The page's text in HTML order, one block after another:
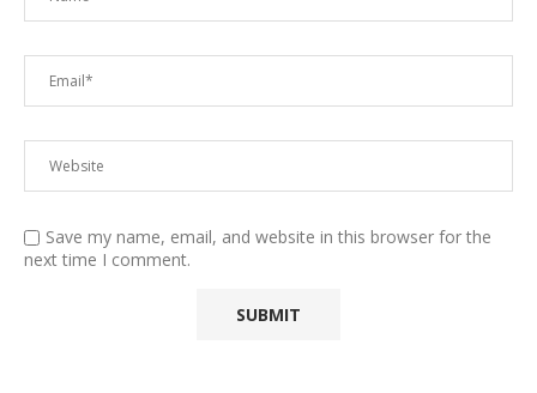
Save my name, email, and website in this browser for the
next time I comment.